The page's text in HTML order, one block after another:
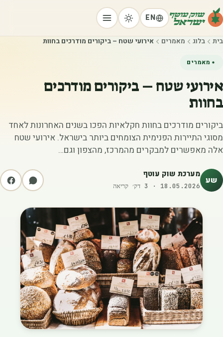
EN
בית בלוג מאמרים אירועי שטח – ביקורים מודרכים בחוות
מאמרים
אירועי שטח – ביקורים מודרכים
בחוות
ביקורים מודרכים בחוות חקלאיות הפכו בשנים האחרונות לאחד
מסוגי התיירות הפנימית הצומחים ביותר בישראל. אירועי שטח
אלה מאפשרים למבקרים מהמרכז, מהצפון וגם…
שע מערכת שוק עוטף
18.05.2026
·
3 דק׳ קריאה